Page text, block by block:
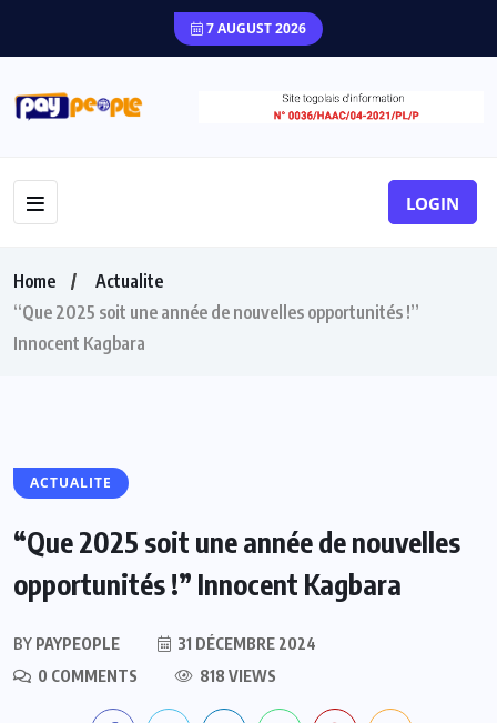
7 AUGUST 2026
LOGIN
Home
Actualite
“Que 2025 soit une année de nouvelles opportunités !”
Innocent Kagbara
ACTUALITE
“Que 2025 soit une année de nouvelles
opportunités !” Innocent Kagbara
BY PAYPEOPLE
31 DÉCEMBRE 2024
0 COMMENTS
818 VIEWS